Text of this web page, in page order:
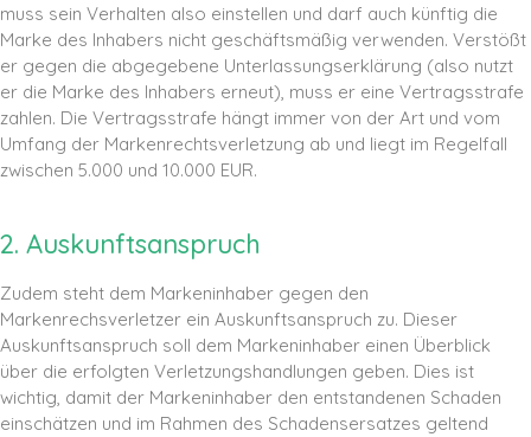
muss sein Verhalten also einstellen und darf auch künftig die
Marke des Inhabers nicht geschäftsmäßig verwenden. Verstößt
er gegen die abgegebene Unterlassungserklärung (also nutzt
er die Marke des Inhabers erneut), muss er eine Vertragsstrafe
zahlen. Die Vertragsstrafe hängt immer von der Art und vom
Umfang der Markenrechtsverletzung ab und liegt im Regelfall
zwischen 5.000 und 10.000 EUR.
2. Auskunftsanspruch
Zudem steht dem Markeninhaber gegen den
Markenrechsverletzer ein Auskunftsanspruch zu. Dieser
Auskunftsanspruch soll dem Markeninhaber einen Überblick
über die erfolgten Verletzungshandlungen geben. Dies ist
wichtig, damit der Markeninhaber den entstandenen Schaden
einschätzen und im Rahmen des Schadensersatzes geltend